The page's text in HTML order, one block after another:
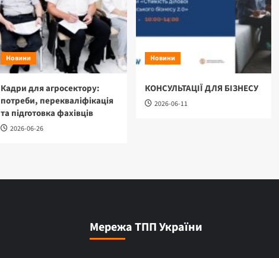
Новини
Кадри для агросектору:
потреби, перекваліфікація
та підготовка фахівців
2026-06-26
Новини
КОНСУЛЬТАЦІЇ ДЛЯ БІЗНЕСУ
2026-06-11
Мережа ТПП України